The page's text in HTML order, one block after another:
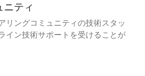
ティ
リングコミュニティの技術スタッ
イン技術サポートを受けることが